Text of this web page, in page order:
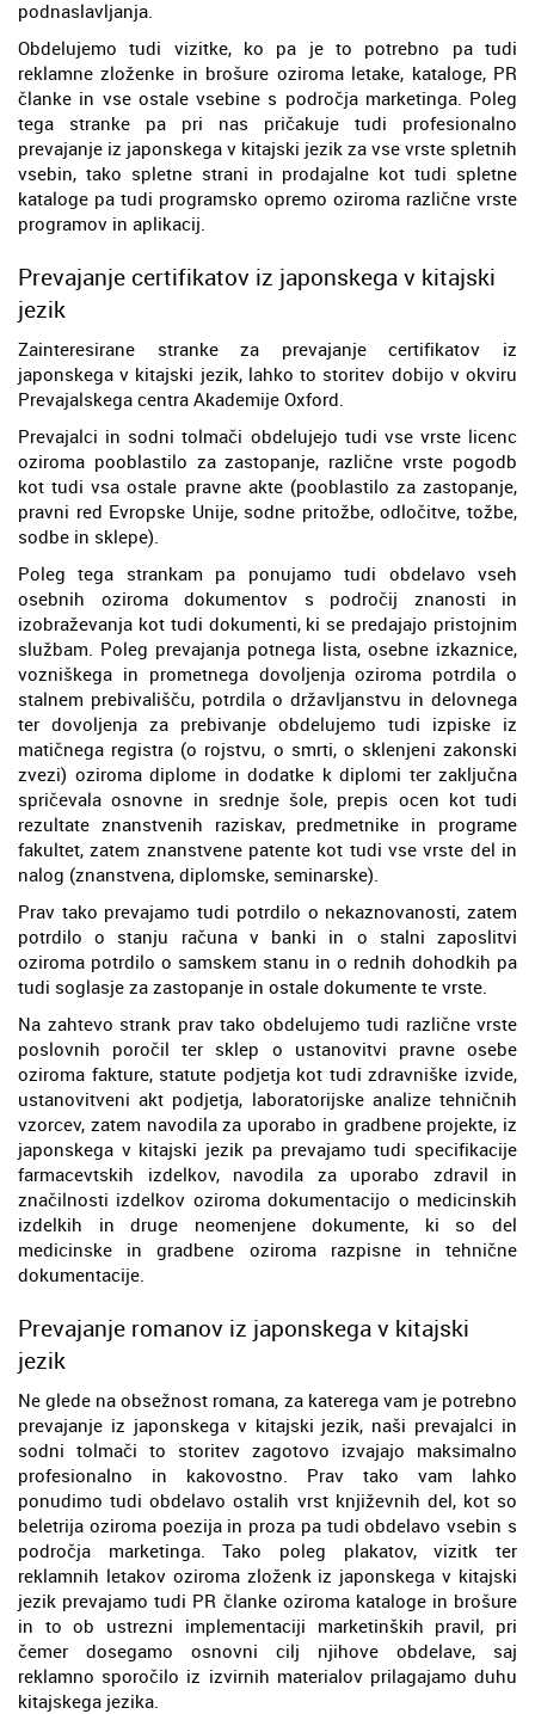
podnaslavljanja.
Obdelujemo tudi vizitke, ko pa je to potrebno pa tudi
reklamne zloženke in brošure oziroma letake, kataloge, PR
članke in vse ostale vsebine s področja marketinga. Poleg
tega stranke pa pri nas pričakuje tudi profesionalno
prevajanje iz japonskega v kitajski jezik za vse vrste spletnih
vsebin, tako spletne strani in prodajalne kot tudi spletne
kataloge pa tudi programsko opremo oziroma različne vrste
programov in aplikacij.
Prevajanje certifikatov iz japonskega v kitajski
jezik
Zainteresirane stranke za prevajanje certifikatov iz
japonskega v kitajski jezik, lahko to storitev dobijo v okviru
Prevajalskega centra Akademije Oxford.
Prevajalci in sodni tolmači obdelujejo tudi vse vrste licenc
oziroma pooblastilo za zastopanje, različne vrste pogodb
kot tudi vsa ostale pravne akte (pooblastilo za zastopanje,
pravni red Evropske Unije, sodne pritožbe, odločitve, tožbe,
sodbe in sklepe).
Poleg tega strankam pa ponujamo tudi obdelavo vseh
osebnih oziroma dokumentov s področij znanosti in
izobraževanja kot tudi dokumenti, ki se predajajo pristojnim
službam. Poleg prevajanja potnega lista, osebne izkaznice,
vozniškega in prometnega dovoljenja oziroma potrdila o
stalnem prebivališču, potrdila o državljanstvu in delovnega
ter dovoljenja za prebivanje obdelujemo tudi izpiske iz
matičnega registra (o rojstvu, o smrti, o sklenjeni zakonski
zvezi) oziroma diplome in dodatke k diplomi ter zaključna
spričevala osnovne in srednje šole, prepis ocen kot tudi
rezultate znanstvenih raziskav, predmetnike in programe
fakultet, zatem znanstvene patente kot tudi vse vrste del in
nalog (znanstvena, diplomske, seminarske).
Prav tako prevajamo tudi potrdilo o nekaznovanosti, zatem
potrdilo o stanju računa v banki in o stalni zaposlitvi
oziroma potrdilo o samskem stanu in o rednih dohodkih pa
tudi soglasje za zastopanje in ostale dokumente te vrste.
Na zahtevo strank prav tako obdelujemo tudi različne vrste
poslovnih poročil ter sklep o ustanovitvi pravne osebe
oziroma fakture, statute podjetja kot tudi zdravniške izvide,
ustanovitveni akt podjetja, laboratorijske analize tehničnih
vzorcev, zatem navodila za uporabo in gradbene projekte, iz
japonskega v kitajski jezik pa prevajamo tudi specifikacije
farmacevtskih izdelkov, navodila za uporabo zdravil in
značilnosti izdelkov oziroma dokumentacijo o medicinskih
izdelkih in druge neomenjene dokumente, ki so del
medicinske in gradbene oziroma razpisne in tehnične
dokumentacije.
Prevajanje romanov iz japonskega v kitajski
jezik
Ne glede na obsežnost romana, za katerega vam je potrebno
prevajanje iz japonskega v kitajski jezik, naši prevajalci in
sodni tolmači to storitev zagotovo izvajajo maksimalno
profesionalno in kakovostno. Prav tako vam lahko
ponudimo tudi obdelavo ostalih vrst književnih del, kot so
beletrija oziroma poezija in proza pa tudi obdelavo vsebin s
področja marketinga. Tako poleg plakatov, vizitk ter
reklamnih letakov oziroma zloženk iz japonskega v kitajski
jezik prevajamo tudi PR članke oziroma kataloge in brošure
in to ob ustrezni implementaciji marketinških pravil, pri
čemer dosegamo osnovni cilj njihove obdelave, saj
reklamno sporočilo iz izvirnih materialov prilagajamo duhu
kitajskega jezika.